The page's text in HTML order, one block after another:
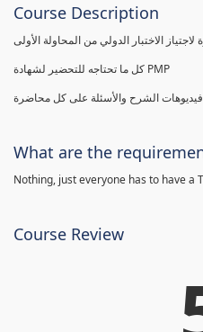
Course Description
كل ما تحتاجه للتحضير لشهادة PMP
الشرح والأسئلة على كل محاضرة
What are the
Nothing, just everyone has to have a
Course Review